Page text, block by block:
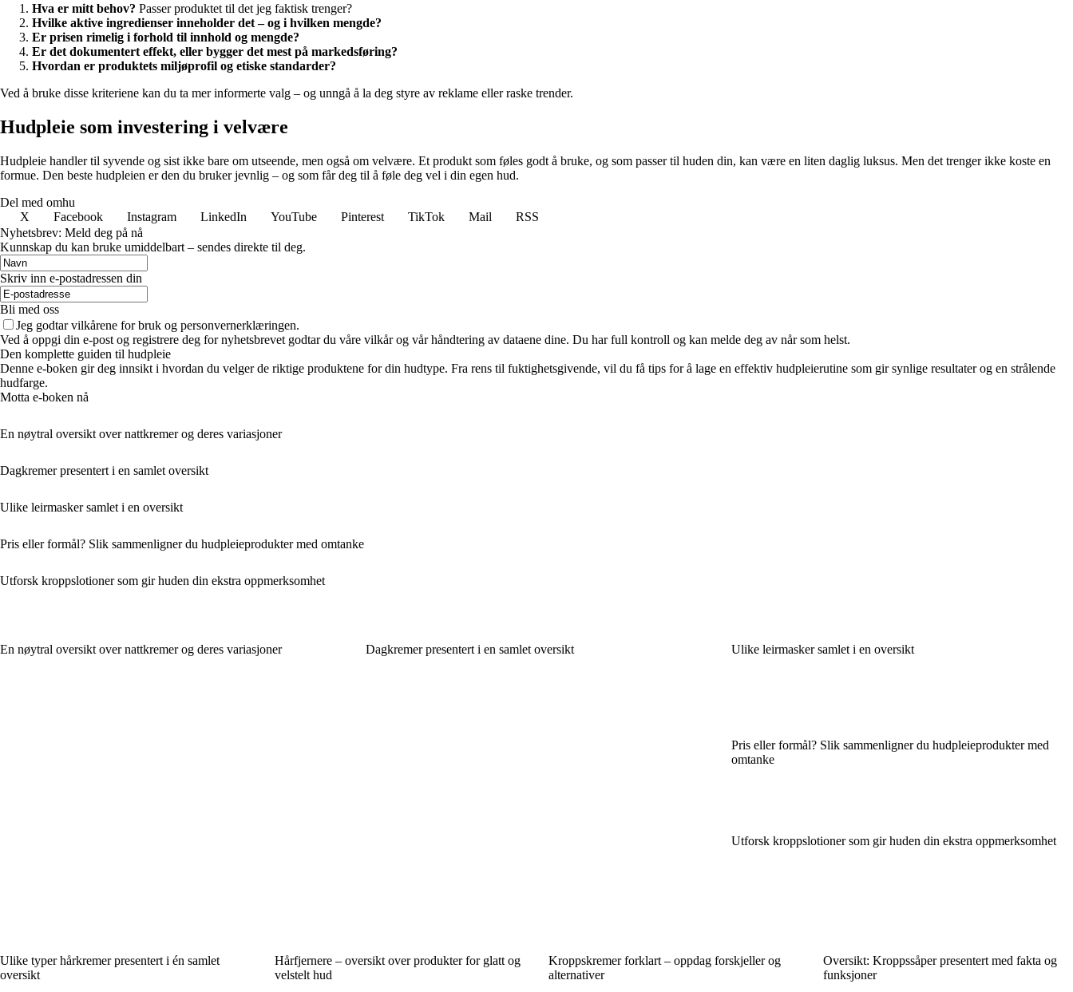
Hva er mitt behov? Passer produktet til det jeg faktisk trenger?
Hvilke aktive ingredienser inneholder det – og i hvilken mengde?
Er prisen rimelig i forhold til innhold og mengde?
Er det dokumentert effekt, eller bygger det mest på markedsføring?
Hvordan er produktets miljøprofil og etiske standarder?
Ved å bruke disse kriteriene kan du ta mer informerte valg – og unngå å la deg styre av reklame eller raske trender.
Hudpleie som investering i velvære
Hudpleie handler til syvende og sist ikke bare om utseende, men også om velvære. Et produkt som føles godt å bruke, og som passer til huden din, kan være en liten daglig luksus. Men det trenger ikke koste en
formue. Den beste hudpleien er den du bruker jevnlig – og som får deg til å føle deg vel i din egen hud.
Del med omhu
X
Facebook Instagram LinkedIn YouTube Pinterest TikTok Mail
RSS
Nyhetsbrev: Meld deg på nå
Kunnskap du kan bruke umiddelbart – sendes direkte til deg.
Skriv inn e-postadressen din
Bli med oss
Jeg godtar vilkårene for bruk og personvernerklæringen.
Ved å oppgi din e-post og registrere deg for nyhetsbrevet godtar du våre vilkår og vår håndtering av dataene dine. Du har full kontroll og kan melde deg av når som helst.
Den komplette guiden til hudpleie
Denne e-boken gir deg innsikt i hvordan du velger de riktige produktene for din hudtype. Fra rens til fuktighetsgivende, vil du få tips for å lage en effektiv hudpleierutine som gir synlige resultater og en strålende
hudfarge.
Motta e-boken nå
En nøytral oversikt over nattkremer og deres variasjoner
Dagkremer presentert i en samlet oversikt
Ulike leirmasker samlet i en oversikt
Pris eller formål? Slik sammenligner du hudpleieprodukter med omtanke
Utforsk kroppslotioner som gir huden din ekstra oppmerksomhet
En nøytral oversikt over nattkremer og deres variasjoner Dagkremer presentert i en samlet oversikt Ulike leirmasker samlet i en oversikt
Pris eller formål? Slik sammenligner du hudpleieprodukter med
omtanke
Utforsk kroppslotioner som gir huden din ekstra oppmerksomhet
Ulike typer hårkremer presentert i én samlet
oversikt
Hårfjernere – oversikt over produkter for glatt og
velstelt hud
Kroppskremer forklart – oppdag forskjeller og
alternativer
Oversikt: Kroppssåper presentert med fakta og
funksjoner